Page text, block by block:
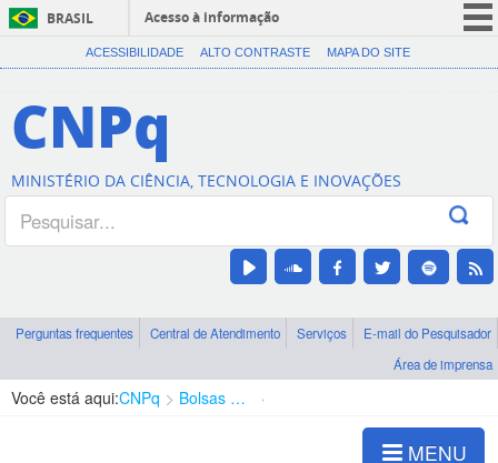
BRASIL
Acesso à informação
CORONAVÍRUS (COVID-19)
Canais
ACESSIBILIDADE ALTO CONTRASTE MAPA DO SITE
CNPq
MINISTÉRIO DA CIÊNCIA, TECNOLOGIA E INOVAÇÕES
Perguntas frequentes Central de Atendimento Serviços
E-mail do Pesquisador
Área de imprensa
Você está aqui:CNPq Bolsas e Auxílios Vigentes
MENU